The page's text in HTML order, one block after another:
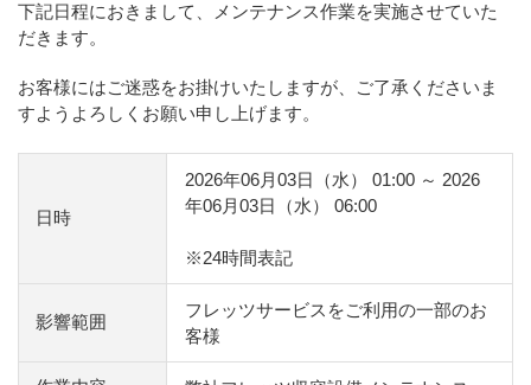
下記日程におきまして、メンテナンス作業を実施させていた
だきます。
お客様にはご迷惑をお掛けいたしますが、ご了承くださいま
すようよろしくお願い申し上げます。
日時
2026年06月03日（水） 01:00 ～ 2026
年06月03日（水） 06:00
※24時間表記
影響範囲
フレッツサービスをご利用の一部のお
客様